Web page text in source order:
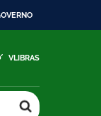
VLIBRAS